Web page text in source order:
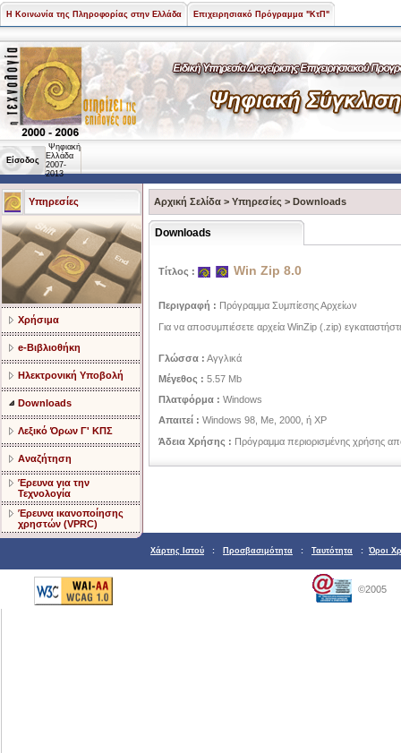
Η Κοινωνία της Πληροφορίας στην Ελλάδα Επιχειρησιακό Πρόγραμμα "ΚτΠ"
Είσοδος
Ψηφιακή
Ελλάδα
2007-
2013
Υπηρεσίες
Χρήσιμα
e-Βιβλιοθήκη
Ηλεκτρονική Υποβολή
Downloads
Λεξικό Όρων Γ' ΚΠΣ
Αναζήτηση
Έρευνα για την
Τεχνολογία
Έρευνα ικανοποίησης
χρηστών (VPRC)
Αρχική Σελίδα > Υπηρεσίες > Downloads
Downloads
Τίτλος : Win Zip 8.0
Περιγραφή : Πρόγραμμα Συμπίεσης Αρχείων
Για να αποσυμπιέσετε αρχεία WinZip (.zip)
Γλώσσα : Αγγλικά
Μέγεθος : 5.57 Mb
Πλατφόρμα : Windows
Απαιτεί : Windows 98, Me, 2000, ή XP
Άδεια Χρήσης : Πρόγραμμα περιορισμένης χρήσης
Χάρτης Ιστού : Προσβασιμότητα : Ταυτότητα : Όροι
©2005